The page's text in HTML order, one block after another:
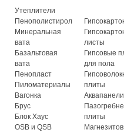
Утеплители
Пенополистирол
Минеральная
вата
Базальтовая
вата
Пенопласт
Пиломатериалы
Вагонка
Брус
Блок Хаус
OSB и QSB
листы
Гипсовые
для пола
плиты
Аквапанели
плиты